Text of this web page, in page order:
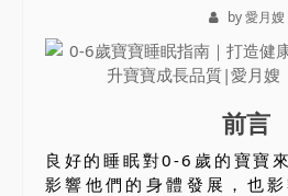
by 愛月嫂
前言
良好的睡眠對0-6歲的寶寶
影響他們的身體發展，也